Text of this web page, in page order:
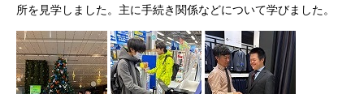
所を見学しました。主に手続き関係などについて学びました。